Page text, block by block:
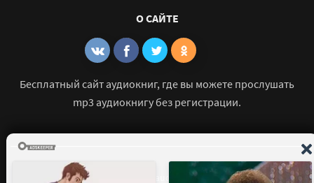
О САЙТЕ
Бесплатный сайт аудиокниг, где вы можете прослушать
mp3 аудиокнигу без регистрации.
© 2021 - 2026 mp3-knigi-audio.com Все права защищены